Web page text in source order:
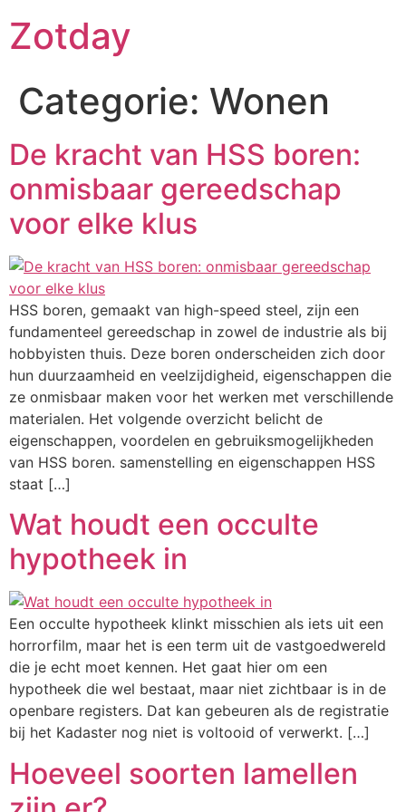
naar
deZotday
Categorie: Wonen
De kracht van HSS boren:
onmisbaar gereedschap
voor elke klus
HSS boren, gemaakt van high-speed steel, zijn een
fundamenteel gereedschap in zowel de industrie als bij
hobbyisten thuis. Deze boren onderscheiden zich door
hun duurzaamheid en veelzijdigheid, eigenschappen die
ze onmisbaar maken voor het werken met verschillende
materialen. Het volgende overzicht belicht de
eigenschappen, voordelen en gebruiksmogelijkheden
van HSS boren. samenstelling en eigenschappen HSS
staat […]
Wat houdt een occulte
hypotheek in
Een occulte hypotheek klinkt misschien als iets uit een
horrorfilm, maar het is een term uit de vastgoedwereld
die je echt moet kennen. Het gaat hier om een
hypotheek die wel bestaat, maar niet zichtbaar is in de
openbare registers. Dat kan gebeuren als de registratie
bij het Kadaster nog niet is voltooid of verwerkt. […]
Hoeveel soorten lamellen